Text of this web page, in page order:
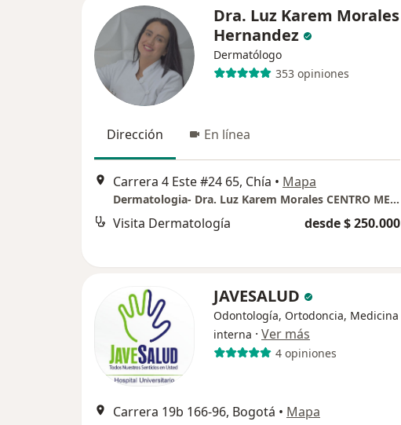
Dra. Luz Karem Morales
Hernandez
Dermatólogo
353 opiniones
Dirección En línea
Carrera 4 Este #24 65, Chía • Mapa
Dermatologia- Dra. Luz Karem Morales CENTRO MEDICO VITA Consultorio 505
Visita Dermatología desde $ 250.000
JAVESALUD
Odontología, Ortodoncia, Medicina
interna · Ver más
4 opiniones
Carrera 19b 166-96, Bogotá • Mapa